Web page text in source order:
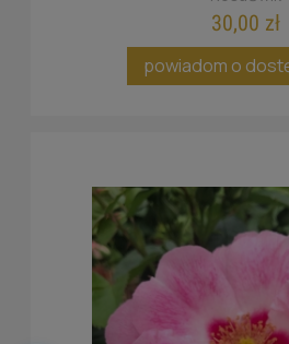
30,00 zł
powiadom o